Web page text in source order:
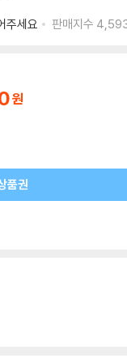
주세요
판매지수
품권